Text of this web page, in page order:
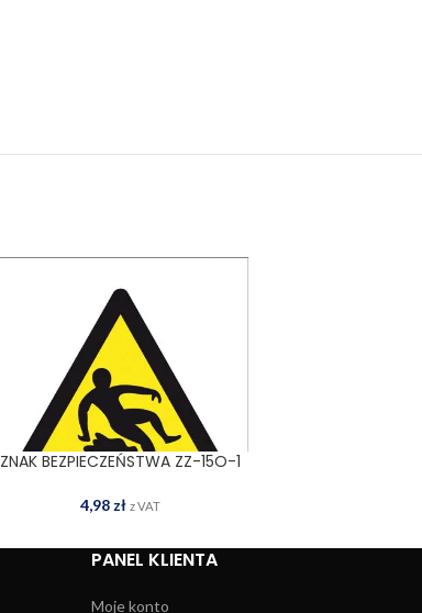
DODAJ DO KOSZYKA
ZNAK BEZPIECZEŃSTWA ZZ-15O-1
4,98 zł z VAT
PANEL KLIENTA
Moje konto